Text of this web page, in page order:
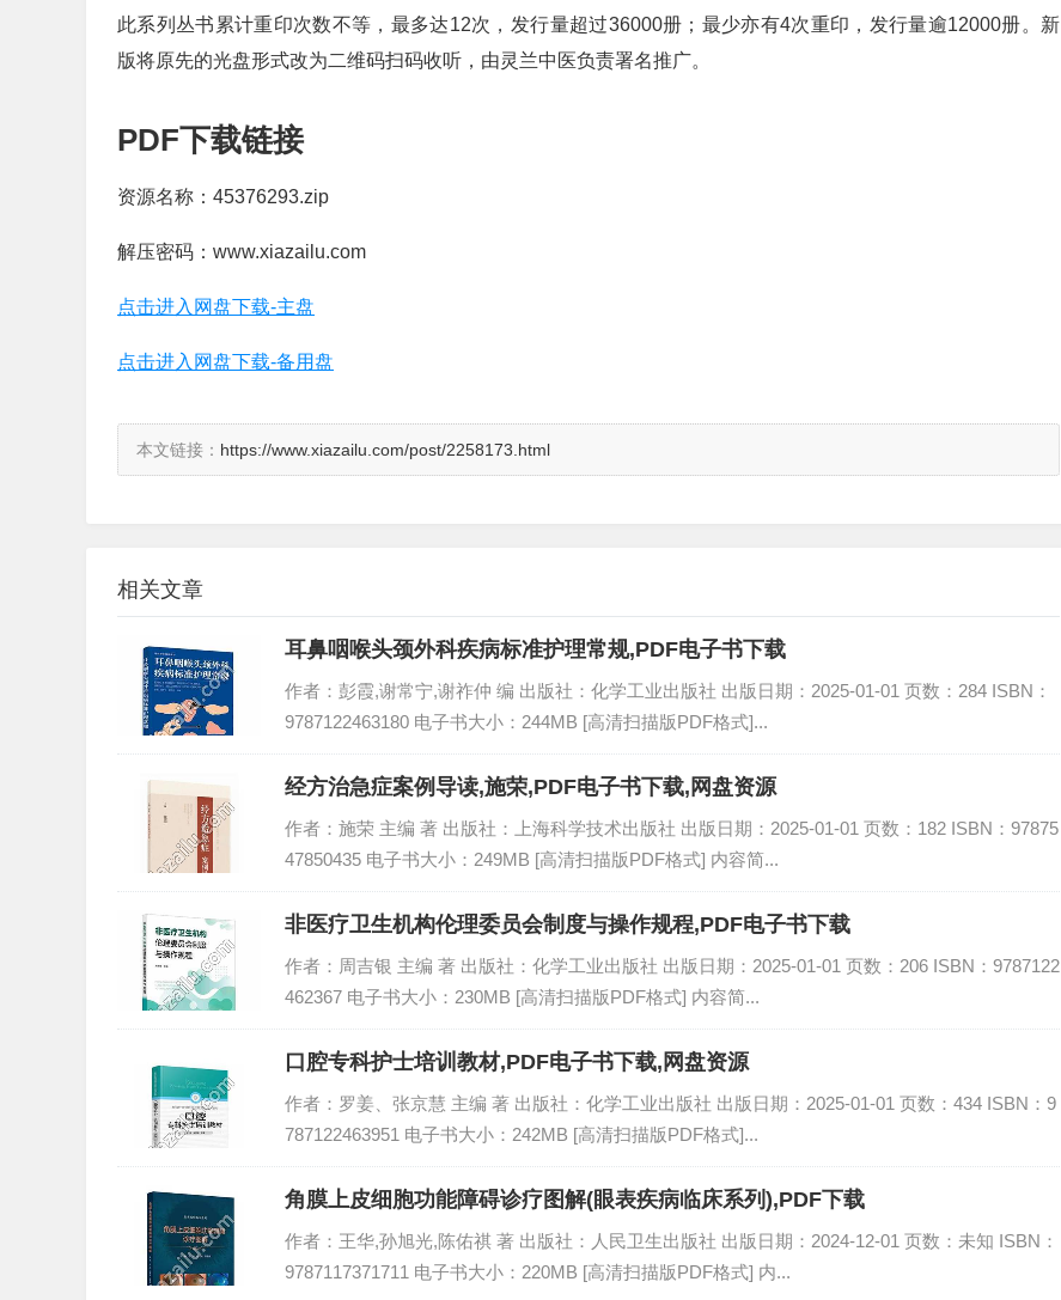
此系列丛书累计重印次数不等，最多达12次，发行量超过36000册；最少亦有4次重印，发行量逾12000册。新
版将原先的光盘形式改为二维码扫码收听，由灵兰中医负责署名推广。
PDF下载链接
资源名称：45376293.zip
解压密码：www.xiazailu.com
点击进入网盘下载-主盘
点击进入网盘下载-备用盘
本文链接： https://www.xiazailu.com/post/2258173.html
相关文章
耳鼻咽喉头颈外科疾病标准护理常规,PDF电子书下载
作者：彭霞,谢常宁,谢祚仲 编 出版社：化学工业出版社 出版日期：2025-01-01 页数：284 ISBN：
9787122463180 电子书大小：244MB [高清扫描版PDF格式]...
经方治急症案例导读,施荣,PDF电子书下载,网盘资源
作者：施荣 主编 著 出版社：上海科学技术出版社 出版日期：2025-01-01 页数：182 ISBN：97875
47850435 电子书大小：249MB [高清扫描版PDF格式] 内容简...
非医疗卫生机构伦理委员会制度与操作规程,PDF电子书下载
作者：周吉银 主编 著 出版社：化学工业出版社 出版日期：2025-01-01 页数：206 ISBN：9787122
462367 电子书大小：230MB [高清扫描版PDF格式] 内容简...
口腔专科护士培训教材,PDF电子书下载,网盘资源
作者：罗姜、张京慧 主编 著 出版社：化学工业出版社 出版日期：2025-01-01 页数：434 ISBN：9
787122463951 电子书大小：242MB [高清扫描版PDF格式]...
角膜上皮细胞功能障碍诊疗图解(眼表疾病临床系列),PDF下载
作者：王华,孙旭光,陈佑祺 著 出版社：人民卫生出版社 出版日期：2024-12-01 页数：未知 ISBN：
9787117371711 电子书大小：220MB [高清扫描版PDF格式] 内...